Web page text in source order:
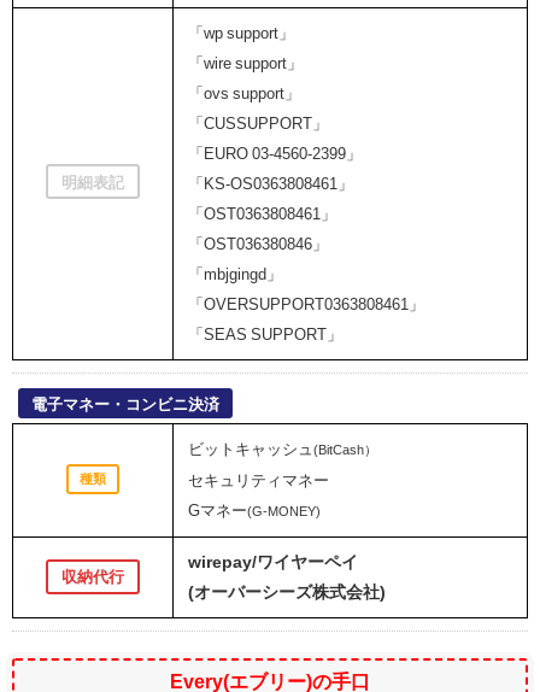
明細表記
「wp support」
「wire support」
「ovs support」
「CUSSUPPORT」
「EURO 03-4560-2399」
「KS-OS0363808461」
「OST0363808461」
「OST036380846」
「mbjgingd」
「OVERSUPPORT0363808461」
「SEAS SUPPORT」
電子マネー・コンビニ決済
種類
ビットキャッシュ (BitCash）
セキュリティマネー
Gマネー(G-MONEY)
収納代行
wirepay/ワイヤーペイ
(オーバーシーズ株式会社)
Every(エブリー)の手口